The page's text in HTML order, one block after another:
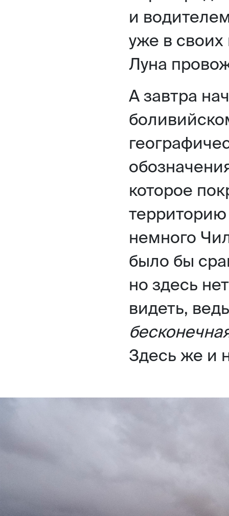
и
уже в своих
Луна
А завтра
которое
немного
было бы
но здесь
видеть,
Здесь же и